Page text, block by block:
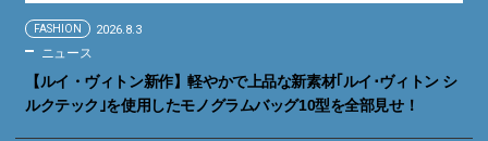
FASHION 2026.8.3
ニュース
【ルイ・ヴィトン新作】軽やかで上品な新素材｢ルイ･ヴィトン シ
ルクテック｣を使用したモノグラムバッグ10型を全部見せ！